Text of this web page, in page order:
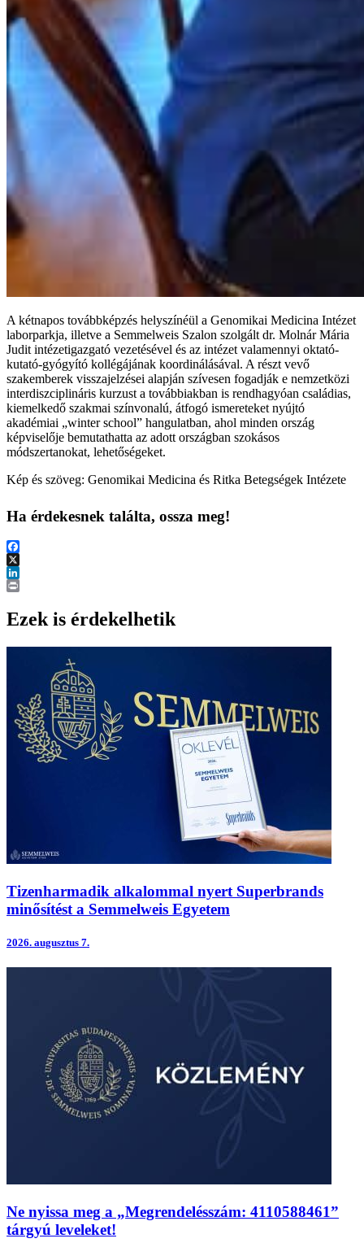
A kétnapos továbbképzés helyszínéül a Genomikai Medicina Intézet
laborparkja, illetve a Semmelweis Szalon szolgált dr. Molnár Mária
Judit intézetigazgató vezetésével és az intézet valamennyi oktató-
kutató-gyógyító kollégájának koordinálásával. A részt vevő
szakemberek visszajelzései alapján szívesen fogadják e nemzetközi
interdiszciplináris kurzust a továbbiakban is rendhagyóan családias,
kiemelkedő szakmai színvonalú, átfogó ismereteket nyújtó
akadémiai „winter school” hangulatban, ahol minden ország
képviselője bemutathatta az adott országban szokásos
módszertanokat, lehetőségeket.
Kép és szöveg: Genomikai Medicina és Ritka Betegségek Intézete
Ha érdekesnek találta, ossza meg!
Facebook
X
LinkedIn
Ezek is érdekelhetik
Tizenharmadik alkalommal nyert Superbrands
minősítést a Semmelweis Egyetem
2026. augusztus 7.
Ne nyissa meg a „Megrendelésszám: 4110588461”
tárgyú leveleket!